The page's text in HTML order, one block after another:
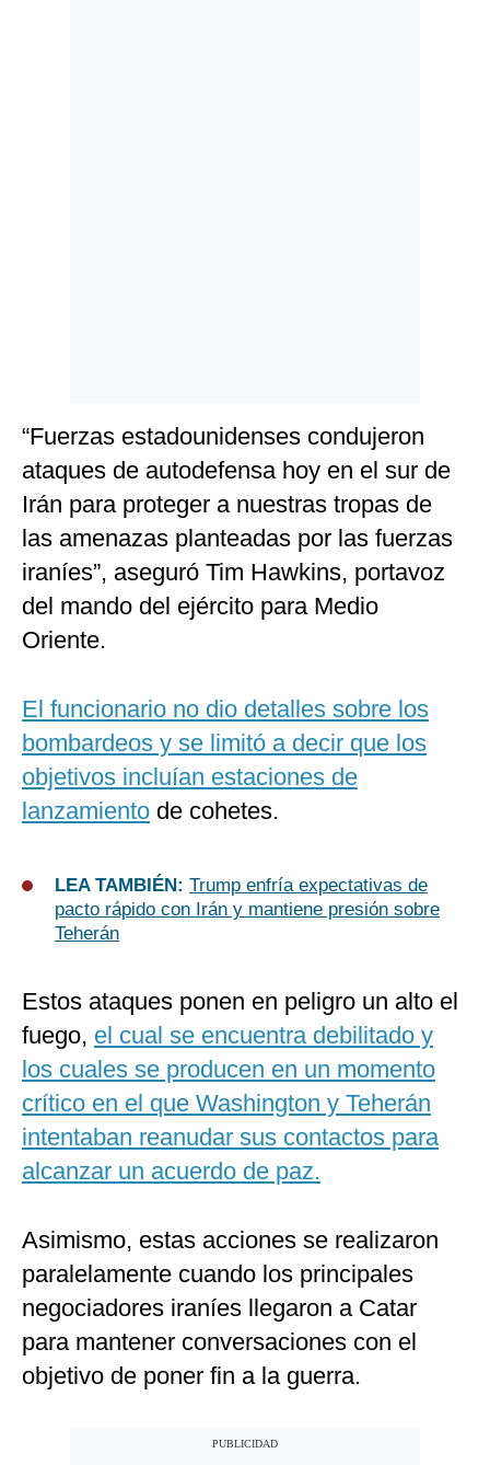
“Fuerzas estadounidenses condujeron
ataques de autodefensa hoy en el sur de
Irán para proteger a nuestras tropas de
las amenazas planteadas por las fuerzas
iraníes”, aseguró Tim Hawkins, portavoz
del mando del ejército para Medio
Oriente.
El funcionario no dio detalles sobre los
bombardeos y se limitó a decir que los
objetivos incluían estaciones de
lanzamiento de cohetes.
LEA TAMBIÉN: Trump enfría expectativas de
pacto rápido con Irán y mantiene presión sobre
Teherán
Estos ataques ponen en peligro un alto el
fuego, el cual se encuentra debilitado y
los cuales se producen en un momento
crítico en el que Washington y Teherán
intentaban reanudar sus contactos para
alcanzar un acuerdo de paz.
Asimismo, estas acciones se realizaron
paralelamente cuando los principales
negociadores iraníes llegaron a Catar
para mantener conversaciones con el
objetivo de poner fin a la guerra.